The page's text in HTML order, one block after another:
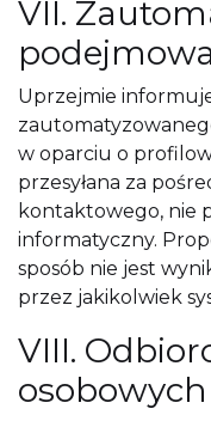
VII.
Uprzejmie
w oparciu o
przesyłana za
kontaktowego, nie
informatyczny.
sposób nie jest
przez jakikolwiek
VIII.
osobowych